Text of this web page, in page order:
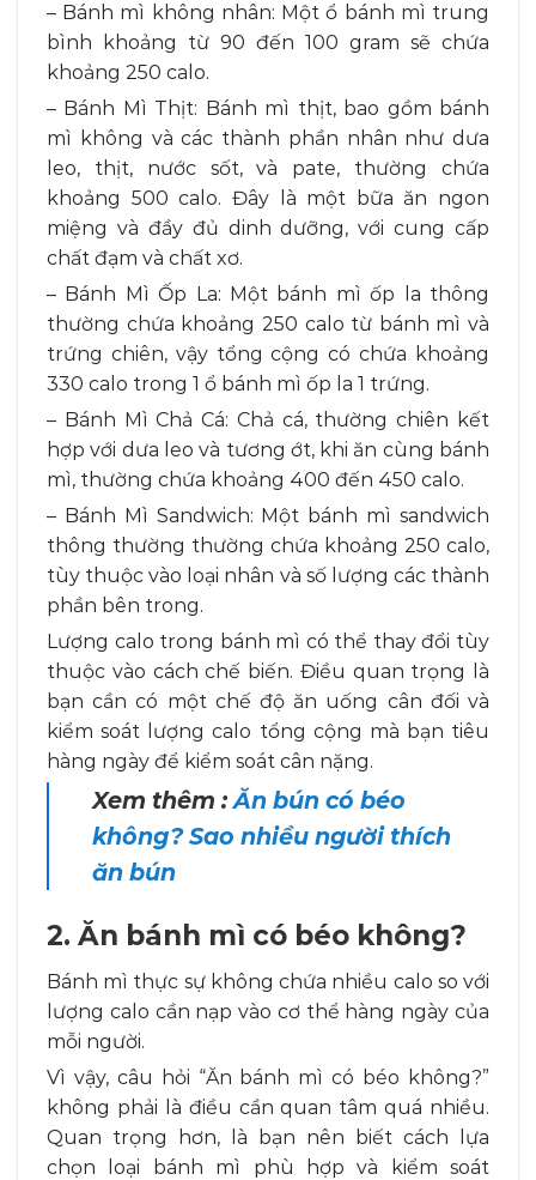
– Bánh mì không nhân: Một ổ bánh mì trung
bình khoảng từ 90 đến 100 gram sẽ chứa
khoảng 250 calo.
– Bánh Mì Thịt: Bánh mì thịt, bao gồm bánh
mì không và các thành phần nhân như dưa
leo, thịt, nước sốt, và pate, thường chứa
khoảng 500 calo. Đây là một bữa ăn ngon
miệng và đầy đủ dinh dưỡng, với cung cấp
chất đạm và chất xơ.
– Bánh Mì Ốp La: Một bánh mì ốp la thông
thường chứa khoảng 250 calo từ bánh mì và
trứng chiên, vậy tổng cộng có chứa khoảng
330 calo trong 1 ổ bánh mì ốp la 1 trứng.
– Bánh Mì Chả Cá: Chả cá, thường chiên kết
hợp với dưa leo và tương ớt, khi ăn cùng bánh
mì, thường chứa khoảng 400 đến 450 calo.
– Bánh Mì Sandwich: Một bánh mì sandwich
thông thường thường chứa khoảng 250 calo,
tùy thuộc vào loại nhân và số lượng các thành
phần bên trong.
Lượng calo trong bánh mì có thể thay đổi tùy
thuộc vào cách chế biến. Điều quan trọng là
bạn cần có một chế độ ăn uống cân đối và
kiểm soát lượng calo tổng cộng mà bạn tiêu
hàng ngày để kiểm soát cân nặng.
Xem thêm :Ăn bún có béo
không? Sao nhiều người thích
ăn bún
2. Ăn bánh mì có béo không?
Bánh mì thực sự không chứa nhiều calo so với
lượng calo cần nạp vào cơ thể hàng ngày của
mỗi người.
Vì vậy, câu hỏi “Ăn bánh mì có béo không?”
không phải là điều cần quan tâm quá nhiều.
Quan trọng hơn, là bạn nên biết cách lựa
chọn loại bánh mì phù hợp và kiểm soát